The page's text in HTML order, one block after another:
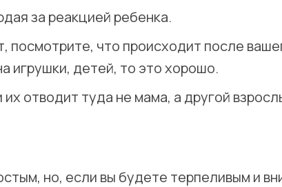
за реакцией ребенка.
посмотрите, что происходит после
игрушки, детей, то это хорошо.
отводит туда не мама, а другой
но, если вы будете терпеливым и